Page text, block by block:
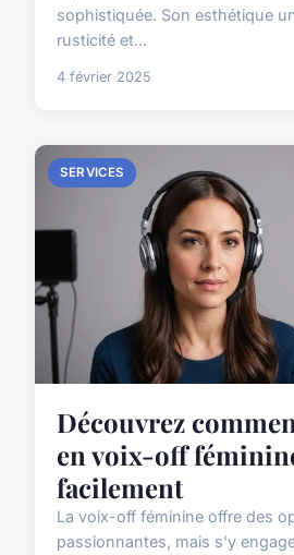
sophistiquée. Son esthétique
rusticité et...
4 février 2025
SERVICES
Découvrez
en voix-off
facilement
La voix-off féminine offre des
passionnantes, mais s'y